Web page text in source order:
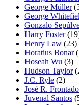
George Müller
George
Gonzalo
Harry Foster
Henry Law (23)
Horatius Bonar
Hoseah Wu (3)
Hudson Taylor
J.C. Ryle (2)
José R. Frontado
Juvenal Santos